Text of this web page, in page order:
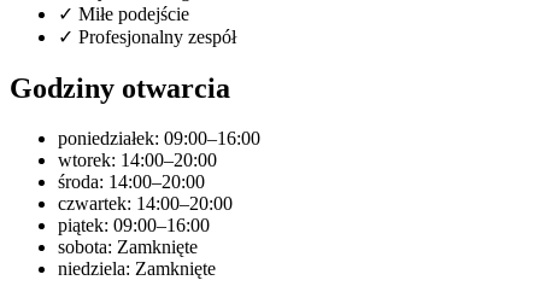
✓ Miłe podejście
✓ Profesjonalny zespół
Godziny otwarcia
poniedziałek: 09:00–16:00
wtorek: 14:00–20:00
środa: 14:00–20:00
czwartek: 14:00–20:00
piątek: 09:00–16:00
sobota: Zamknięte
niedziela: Zamknięte